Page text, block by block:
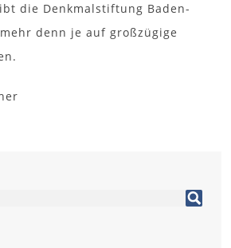
die Denkmalstiftung Baden-
denn je auf großzügige